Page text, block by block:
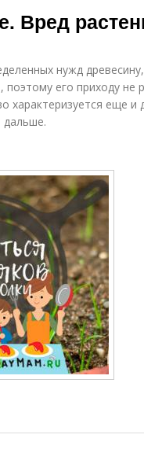
Вред
нужд древесину,
его приходу не
характеризуется еще и
дальше.